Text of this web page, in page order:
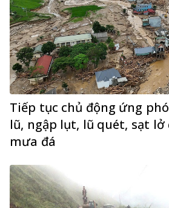
Tiếp tục chủ động ứng
lũ, ngập lụt, lũ quét, sạt lở
mưa đá